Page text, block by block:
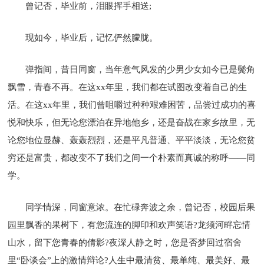
曾记否，毕业前，泪眼挥手相送;
现如今，毕业后，记忆俨然朦胧。
弹指间，昔日同窗，当年意气风发的少男少女如今已是鬓角
飘雪，青春不再。在这xx年里，我们都在试图改变着自己的生
活。在这xx年里，我们曾咀嚼过种种艰难困苦，品尝过成功的喜
悦和快乐，但无论您漂泊在异地他乡，还是奋战在家乡故里，无
论您地位显赫、轰轰烈烈，还是平凡普通、平平淡淡，无论您贫
穷还是富贵，都改变不了我们之间一个朴素而真诚的称呼――同
学。
同学情深，同窗意浓。在忙碌奔波之余，曾记否，校园后果
园里飘香的果树下，有您流连的脚印和欢声笑语?龙须河畔忘情
山水，留下您青春的倩影?夜深人静之时，您是否梦回过宿舍
里“卧谈会”上的激情辩论?人生中最清贫、最单纯、最美好、最